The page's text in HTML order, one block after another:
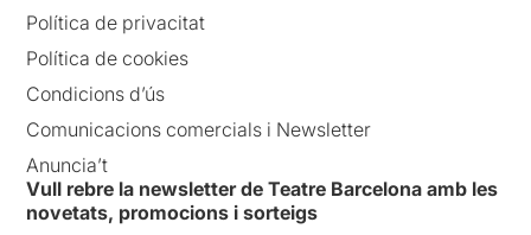
Política de privacitat
Política de cookies
Condicions d’ús
Comunicacions comercials i Newsletter
Anuncia’t
Vull rebre la newsletter de Teatre Barcelona amb les
novetats, promocions i sorteigs